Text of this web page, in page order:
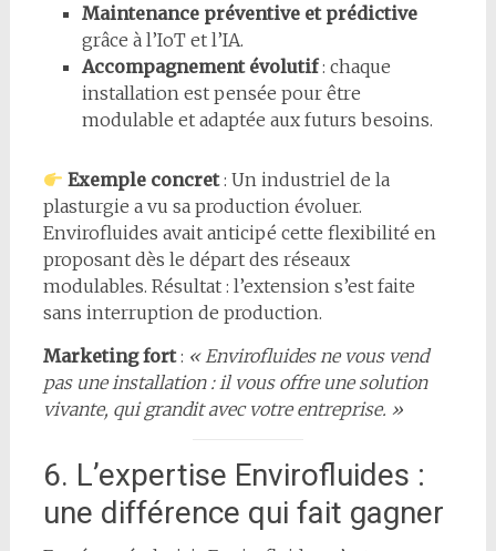
Maintenance préventive et prédictive
grâce à l’IoT et l’IA.
Accompagnement évolutif: chaque
installation est pensée pour être
modulable et adaptée aux futurs besoins.
Exemple concret: Un industriel de la
plasturgie a vu sa production évoluer.
Envirofluides avait anticipé cette flexibilité en
proposant dès le départ des réseaux
modulables. Résultat : l’extension s’est faite
sans interruption de production.
Marketing fort: « Envirofluides ne vous vend
pas une installation : il vous offre une solution
vivante, qui grandit avec votre entreprise. »
6. L’expertise Envirofluides :
une différence qui fait gagner